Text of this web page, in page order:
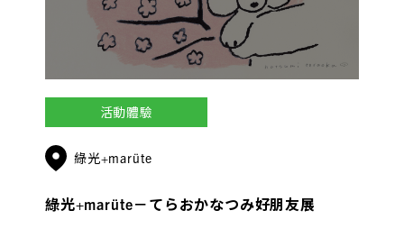
活動體驗
綠光+marüte
綠光+marüte－てらおかなつみ好朋友展